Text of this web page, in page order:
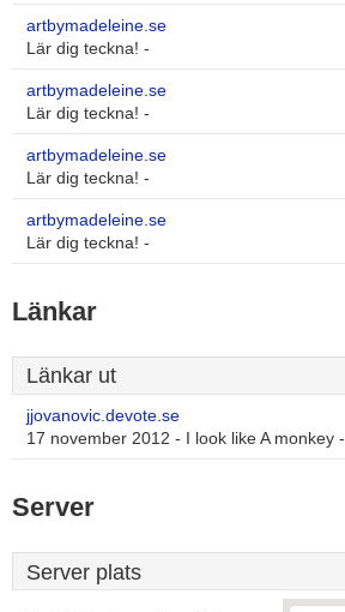
artbymadeleine.se
Lär dig teckna! -
artbymadeleine.se
Lär dig teckna! -
artbymadeleine.se
Lär dig teckna! -
artbymadeleine.se
Lär dig teckna! -
Länkar
Länkar ut
jjovanovic.devote.se
17 november 2012 - I look like A monkey
Server
Server plats